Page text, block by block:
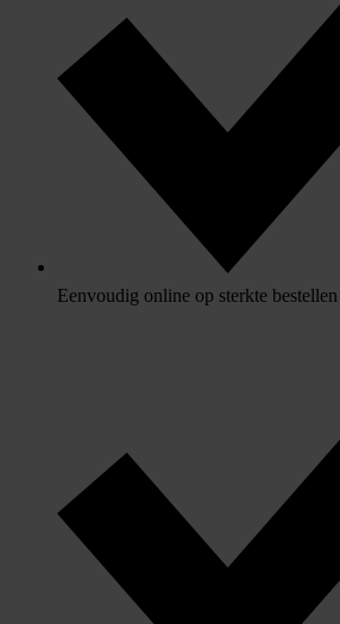
Eenvoudig online op sterkte bestellen